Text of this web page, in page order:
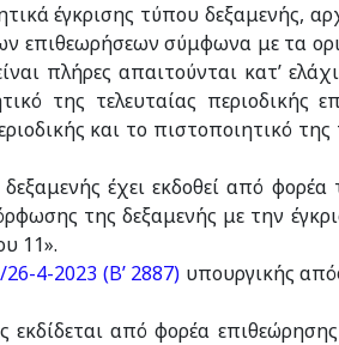
έγκρισης τύπου δεξαμενής,
επιθεωρήσεων σύμφωνα με τα
πλήρες απαιτούνται κατ’
της τελευταίας περιοδικής
και το πιστοποιητικό της
έχει εκδοθεί από φορέα
της δεξαμενής με την
11».
26-4-2023 (Β’ 2887) υπουργικής
εκδίδεται από φορέα